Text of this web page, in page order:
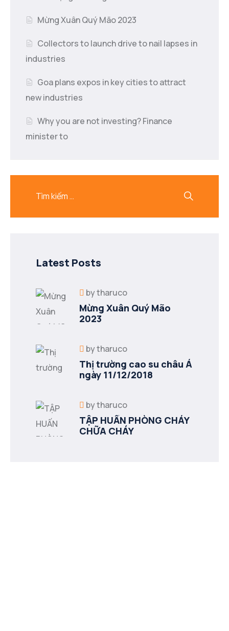
Mừng Xuân Quý Mão 2023
Collectors to launch drive to nail lapses in
industries
Goa plans expos in key cities to attract
new industries
Why you are not investing? Finance
minister to
Latest Posts
bytharuco
Mừng Xuân Quý Mão
2023
bytharuco
Thị trường cao su châu Á
ngày 11/12/2018
bytharuco
TẬP HUẤN PHÒNG CHÁY
CHỮA CHÁY